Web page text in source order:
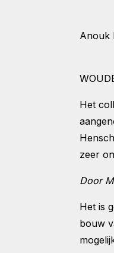
Anouk
Het
zeer
Door
Het is
bouw